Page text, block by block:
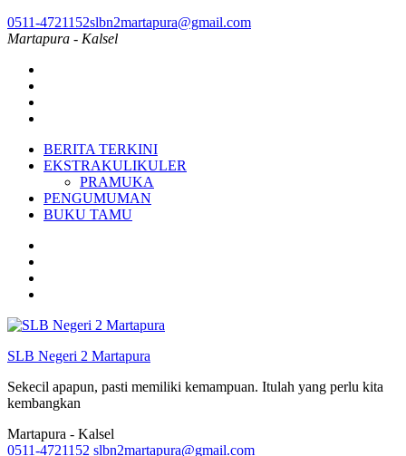
0511-4721152slbn2martapura@gmail.com
Martapura - Kalsel
BERITA TERKINI
EKSTRAKULIKULER
PRAMUKA
PENGUMUMAN
BUKU TAMU
SLB Negeri 2 Martapura
Sekecil apapun, pasti memiliki kemampuan. Itulah yang perlu kita
kembangkan
Martapura - Kalsel
0511-4721152 slbn2martapura@gmail.com